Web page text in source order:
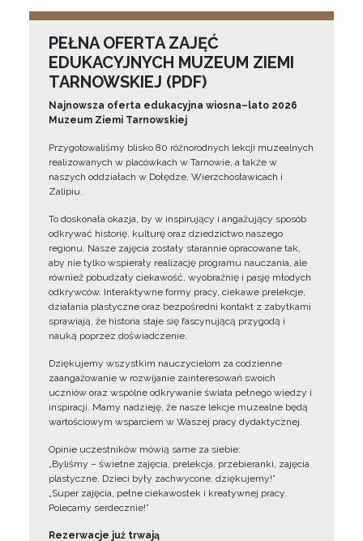
PEŁNA OFERTA ZAJĘĆ
EDUKACYJNYCH MUZEUM ZIEMI
TARNOWSKIEJ (PDF)
Najnowsza oferta edukacyjna wiosna–lato 2026
Muzeum Ziemi Tarnowskiej
Przygotowaliśmy blisko 80 różnorodnych lekcji muzealnych
realizowanych w placówkach w Tarnowie, a także w
naszych oddziałach w Dołędze, Wierzchosławicach i
Zalipiu.
To doskonała okazja, by w inspirujący i angażujący sposób
odkrywać historię, kulturę oraz dziedzictwo naszego
regionu. Nasze zajęcia zostały starannie opracowane tak,
aby nie tylko wspierały realizację programu nauczania, ale
również pobudzały ciekawość, wyobraźnię i pasję młodych
odkrywców. Interaktywne formy pracy, ciekawe prelekcje,
działania plastyczne oraz bezpośredni kontakt z zabytkami
sprawiają, że historia staje się fascynującą przygodą i
nauką poprzez doświadczenie.
Dziękujemy wszystkim nauczycielom za codzienne
zaangażowanie w rozwijanie zainteresowań swoich
uczniów oraz wspólne odkrywanie świata pełnego wiedzy i
inspiracji. Mamy nadzieję, że nasze lekcje muzealne będą
wartościowym wsparciem w Waszej pracy dydaktycznej.
Opinie uczestników mówią same za siebie:
„Byliśmy – świetne zajęcia, prelekcja, przebieranki, zajęcia
plastyczne. Dzieci były zachwycone, dziękujemy!”
„Super zajęcia, pełne ciekawostek i kreatywnej pracy.
Polecamy serdecznie!”
Rezerwacje już trwają